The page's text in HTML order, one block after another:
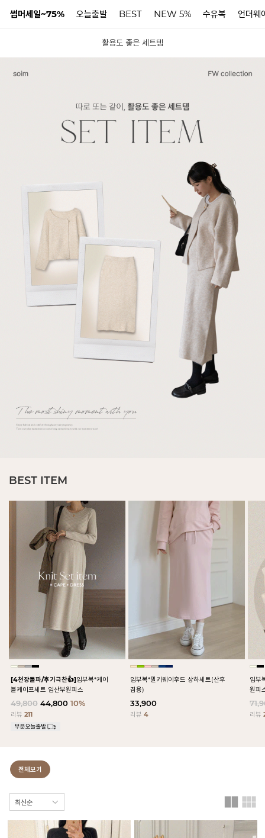
썸머세일~75% 오늘출발 BEST NEW 5% 수유복 언더웨
활용도 좋은 세트템
BEST ITEM
[4천장돌파/후기극찬👍]임부복*케이
블케이프세트 임산부원피스
49,800 44,800 10%
리뷰 211
임부복*밀키웨이후드 상하세트(산후
겸용)
33,900
리뷰4
임부
원피
리뷰
전체보기